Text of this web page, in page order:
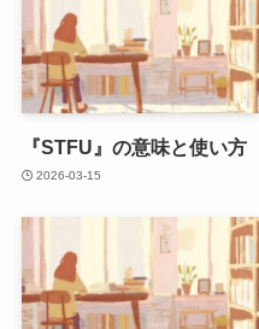
『STFU』の意味と使い方
2026-03-15